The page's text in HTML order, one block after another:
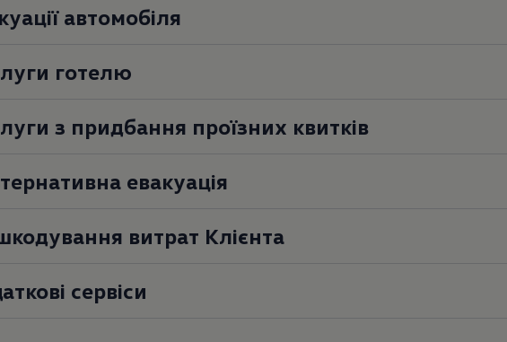
Assistance
автомобіля
готелю
з придбання проїзних квитків
евакуація
витрат Клієнта
сервіси